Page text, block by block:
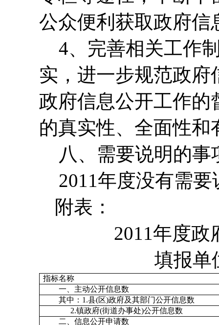
公众便利获取政府信
4、完善相关工作
实，进一步规范政
政府信息公开工作的
的真实性、全面性和
八、需要说明的事
2011年度没有需要
附表：
2011年度
填报单
指标名称
一、主动公开信息数
其中：1.县(区)政府及其部门公开信息数
2.镇政府(街道办事处)公开信息数
二、信息公开申请数